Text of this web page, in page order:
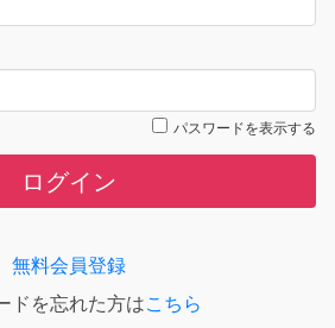
パスワードを表示する
ログイン
無料会員登録
ドを忘れた方はこちら